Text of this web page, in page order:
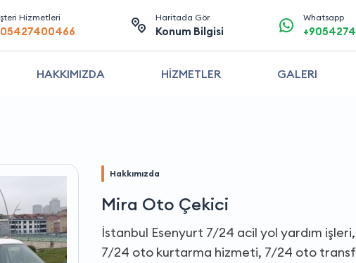
Hizmetleri Haritada Gör
Konum Bilgisi
Whatsapp
HAKKIMIZDA HİZMETLER GALERI
Hakkımızda
Mira Oto Çekici
İstanbul Esenyurt 7/24 acil yol yardım
7/24 oto kurtarma hizmeti, 7/24 oto